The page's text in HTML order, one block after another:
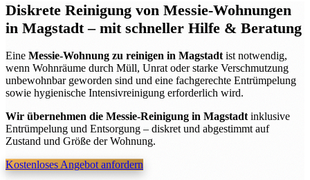
Diskrete Reinigung von Messie-Wohnungen
in Magstadt– mit schneller Hilfe & Beratung
Eine Messie-Wohnung zu reinigen in Magstadt ist notwendig,
wenn Wohnräume durch Müll, Unrat oder starke Verschmutzung
unbewohnbar geworden sind und eine fachgerechte Entrümpelung
sowie hygienische Intensivreinigung erforderlich wird.
Wir übernehmen die Messie-Reinigung in Magstadt inklusive
Entrümpelung und Entsorgung – diskret und abgestimmt auf
Zustand und Größe der Wohnung.
Kostenloses Angebot anfordern